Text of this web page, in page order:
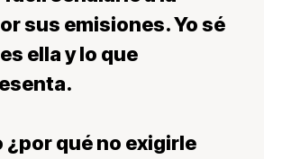
sus emisiones. Yo sé
ella y lo que
¿por qué no exigirle